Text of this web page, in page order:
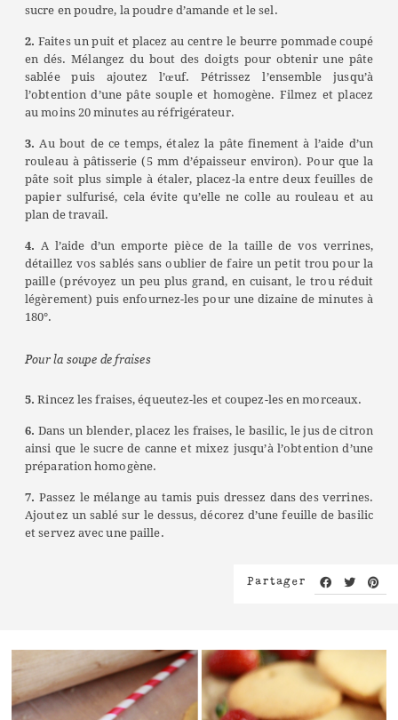
sucre en poudre, la poudre d’amande et le sel.
2.Faites un puit et placez au centre le beurre pommade coupé
en dés. Mélangez du bout des doigts pour obtenir une pâte
sablée puis ajoutez l’œuf. Pétrissez l’ensemble jusqu’à
l’obtention d’une pâte souple et homogène. Filmez et placez
au moins 20 minutes au réfrigérateur.
3. Au bout de ce temps, étalez la pâte finement à l’aide d’un
rouleau à pâtisserie (5 mm d’épaisseur environ). Pour que la
pâte soit plus simple à étaler, placez-la entre deux feuilles de
papier sulfurisé, cela évite qu’elle ne colle au rouleau et au
plan de travail.
4. A l’aide d’un emporte pièce de la taille de vos verrines,
détaillez vos sablés sans oublier de faire un petit trou pour la
paille (prévoyez un peu plus grand, en cuisant, le trou réduit
légèrement) puis enfournez-les pour une dizaine de minutes à
180°.
Pour la soupe de fraises
5.Rincez les fraises, équeutez-les et coupez-les en morceaux.
6. Dans un blender, placez les fraises, le basilic, le jus de citron
ainsi que le sucre de canne et mixez jusqu’à l’obtention d’une
préparation homogène.
7. Passez le mélange au tamis puis dressez dans des verrines.
Ajoutez un sablé sur le dessus, décorez d’une feuille de basilic
et servez avec une paille.
Partager